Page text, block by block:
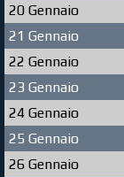
20 Gennaio
21 Gennaio
22 Gennaio
23 Gennaio
24 Gennaio
25 Gennaio
26 Gennaio